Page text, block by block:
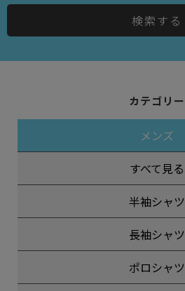
検索する
カテゴリー
メンズ
すべて見る
半袖シャツ
長袖シャツ
ポロシャツ